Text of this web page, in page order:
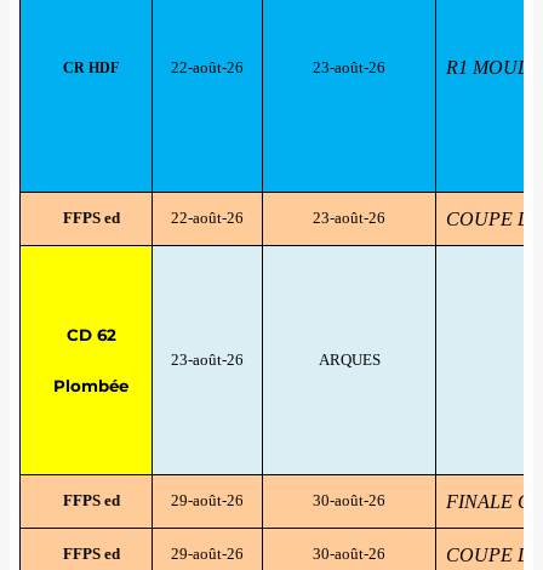
CR HDF 22-août-26 23-août-26 R1
FFPS ed 22-août-26 23-août-26 COUPE
CD 62
Plombée
23-août-26 ARQUES
FFPS ed 29-août-26 30-août-26 FINALE
FFPS ed 29-août-26 30-août-26 COUPE